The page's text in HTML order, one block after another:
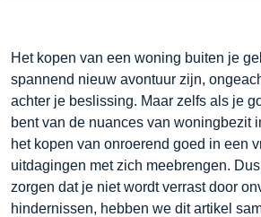
Het kopen van een woning buiten je
spannend nieuw avontuur zijn,
achter je beslissing. Maar zelfs als je
bent van de nuances van woningbezit
het kopen van onroerend goed in een
uitdagingen met zich meebrengen.
zorgen dat je niet wordt verrast door
hindernissen, hebben we dit artikel